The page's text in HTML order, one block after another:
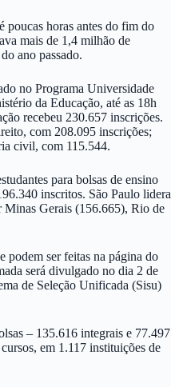
poucas horas antes do fim do
mais de 1,4 milhão de
ano passado.
no Programa Universidade
da Educação, até as 18h
recebeu 230.657 inscrições.
com 208.095 inscrições;
civil, com 115.544.
para bolsas de ensino
inscritos. São Paulo lidera
Minas Gerais (156.665), Rio de
podem ser feitas na página do
será divulgado no dia 2 de
de Seleção Unificada (Sisu)
– 135.616 integrais e 77.497
em 1.117 instituições de